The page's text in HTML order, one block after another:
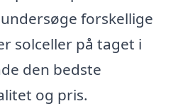
forskellige
solceller på taget i
den bedste
og pris.